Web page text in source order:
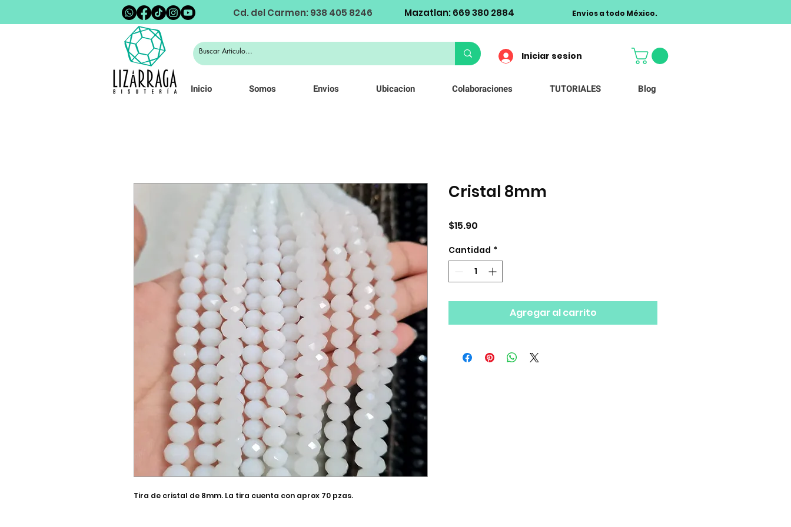
Cd. del Carmen: 938 405 8246 Mazatlan: 669 380 2884 Envios a todo México.
Iniciar sesion
Inicio Somos Envios Ubicacion Colaboraciones TUTORIALES Blog
Tira de cristal de 8mm. La tira cuenta con aprox 70 pzas.
Cristal 8mm
$15.90
Cantidad *
Agregar al carrito